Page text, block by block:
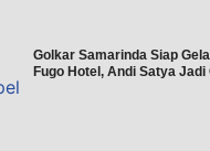
Golkar Samarinda Siap
Fugo Hotel, Andi Satya